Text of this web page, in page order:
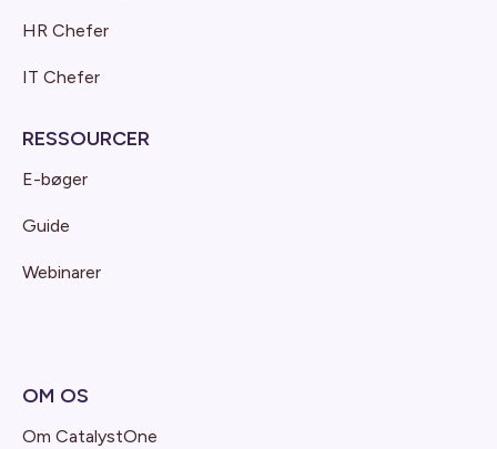
HR Chefer
IT Chefer
RESSOURCER
E-bøger
Guide
Webinarer
OM OS
Om CatalystOne